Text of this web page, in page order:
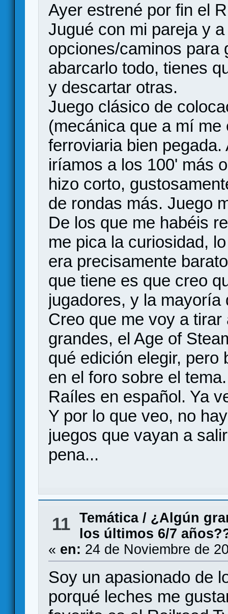
Ayer estrené por fin el
Jugué con mi pareja y
opciones/caminos para
abarcarlo todo, tienes
y descartar otras.
Juego clásico de
(mecánica que a mí
ferroviaria bien
iríamos a los 100' más
hizo corto,
de rondas más. Juego
De los que me habéis
me pica la curiosidad,
era precisamente
que tiene es que creo
jugadores, y la
Creo que me voy a
grandes, el Age of
qué edición elegir, pero
en el foro sobre el
Raíles en español. Ya
Y por lo que veo, no
juegos que vayan a
pena...
11 Temática/ ¿Algún
los últimos 6/7
« en: 24 de Noviembre de
Soy un apasionado de
porqué leches me